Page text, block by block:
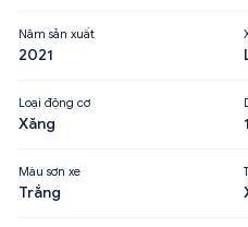
Năm sản xuất
2021
Loại động cơ
Xăng
Màu sơn xe
Trắng